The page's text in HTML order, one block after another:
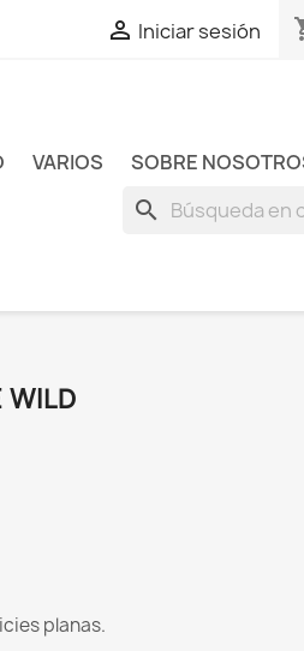
 Iniciar sesión
VARIOS SOBRE
search
WILD
planas.